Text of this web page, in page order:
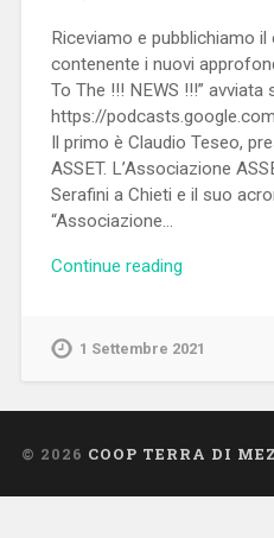
Riceviamo e pubblichiamo
contenente i nuovi
To The !!! NEWS !!!”
https://
Il primo è Claudio Teseo,
ASSET. L’Associazione
Serafini a Chieti e il suo
“Associazione…
Continue reading
1 Settembre 2021
© 2026 COOP TERRA DI